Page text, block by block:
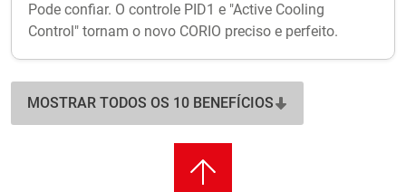
Pode confiar. O controle PID1 e "Active Cooling
Control" tornam o novo CORIO preciso e perfeito.
MOSTRAR TODOS OS 10 BENEFÍCIOS